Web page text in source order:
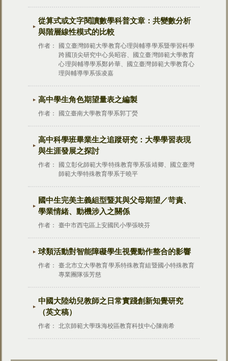
從算式或文字閱讀數學科普文章：共變數分析
與階層線性模式的比較
作者：
國立臺灣師範大學教育心理與輔導學系暨學習科學
跨國頂尖研究中心吳昭容、國立臺灣師範大學教育
心理與輔導學系鄭鈐華、國立臺灣師範大學教育心
理與輔導學系張凌嘉
高中學生角色期望量表之編製
作者： 國立臺南大學教育學系郭丁熒
高中科學班畢業生之追蹤研究：大學學習表現
與生涯發展之探討
作者：
國立彰化師範大學特殊教育學系張靖卿、國立臺灣
師範大學特殊教育學系于曉平
國中生完美主義組型暨其與父母期望／苛責、
學業情緒、動機涉入之關係
作者： 臺中市西屯區上安國民小學張映芬
球類活動對智能障礙學生視覺動作整合的影響
作者：
臺北市立大學教育學系特殊教育組暨國小特殊教育
專業團隊張芳慈
中國大陸幼兒教師之日常實踐創新知覺研究
（英文稿）
作者： 北京師範大學珠海校區教育科技中心陳南希